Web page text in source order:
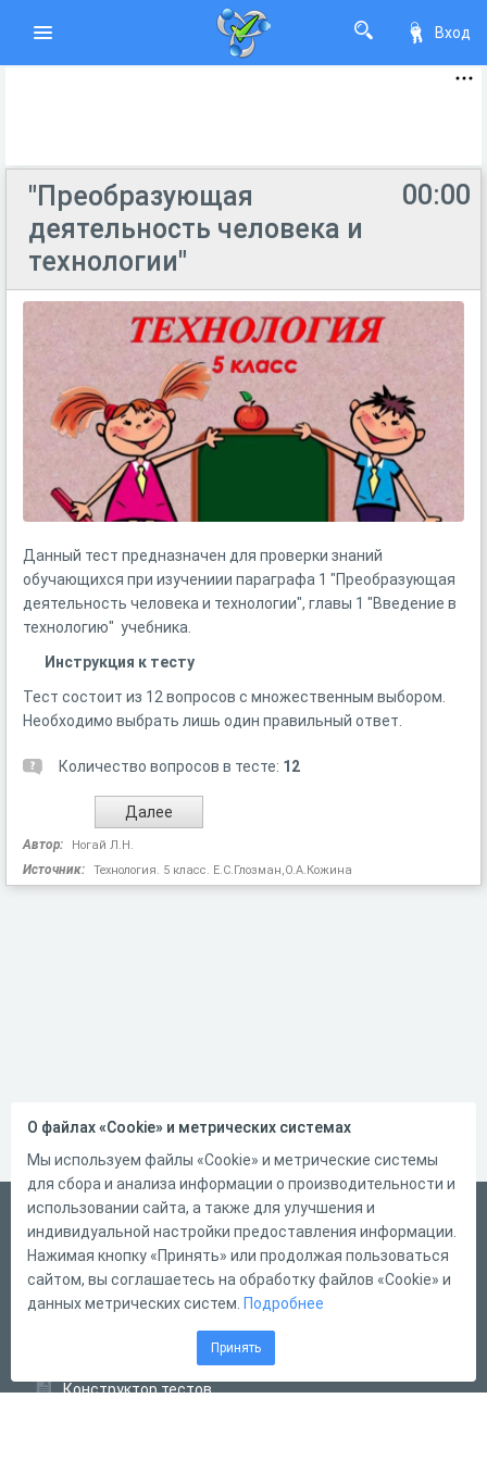
Вход
00:00
"Преобразующая
деятельность человека и
технологии"
Данный тест предназначен для проверки знаний
обучающихся при изучениии параграфа 1 "Преобразующая
деятельность человека и технологии", главы 1 "Введение в
технологию" учебника.
Инструкция к тесту
Тест состоит из 12 вопросов с множественным выбором.
Необходимо выбрать лишь один правильный ответ.
Количество вопросов в тесте: 12
Автор: Ногай Л.Н.
Источник: Технология. 5 класс. Е.С.Глозман,О.А.Кожина
Русский
Справка
Форма обратной связи
Конструктор тестов
О файлах «Cookie» и метрических системах
Мы используем файлы «Cookie» и метрические системы
для сбора и анализа информации о производительности и
использовании сайта, а также для улучшения и
индивидуальной настройки предоставления информации.
Нажимая кнопку «Принять» или продолжая пользоваться
сайтом, вы соглашаетесь на обработку файлов «Cookie» и
данных метрических систем. Подробнее
Принять